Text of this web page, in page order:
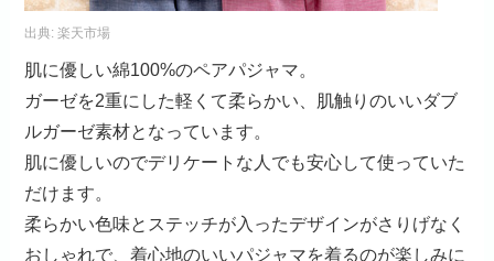
1316162